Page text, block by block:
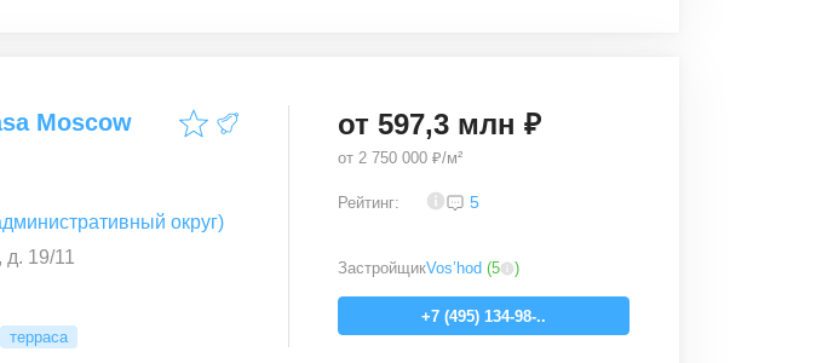
Moscow
округ)
19/11
терраса
от 597,3 млн ₽
от 2 750 000 ₽/м²
Рейтинг: 5
ЗастройщикVos’hod (5 )
+7 (495) 134-98-..